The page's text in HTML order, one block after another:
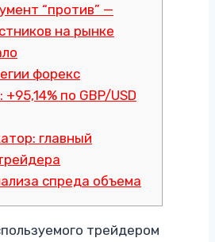
“против” —
на рынке
форекс
по GBP/USD
главный
спреда объема
трейдером